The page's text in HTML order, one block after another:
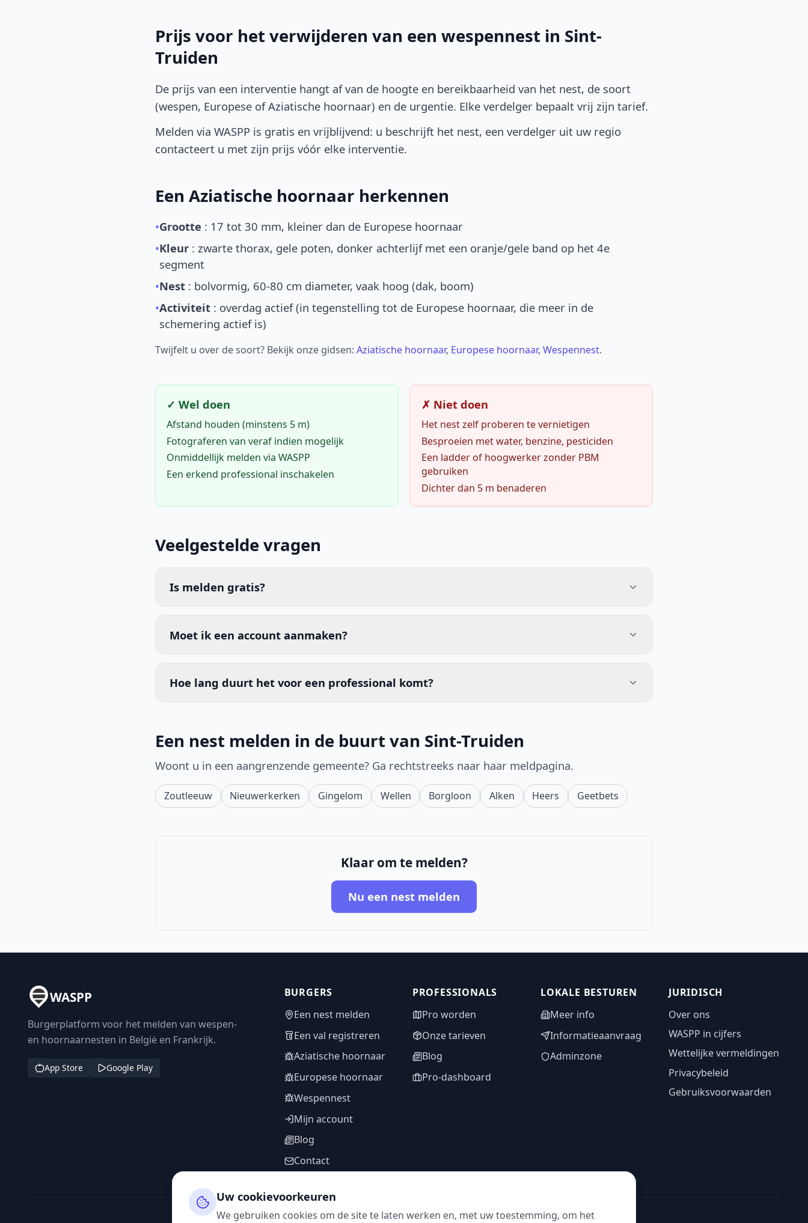
Prijs voor het verwijderen van een wespennest in Sint-
Truiden
De prijs van een interventie hangt af van de hoogte en bereikbaarheid van het nest, de soort
(wespen, Europese of Aziatische hoornaar) en de urgentie. Elke verdelger bepaalt vrij zijn tarief.
Melden via WASPP is gratis en vrijblijvend: u beschrijft het nest, een verdelger uit uw regio
contacteert u met zijn prijs vóór elke interventie.
Een Aziatische hoornaar herkennen
•Grootte : 17 tot 30 mm, kleiner dan de Europese hoornaar
•Kleur : zwarte thorax, gele poten, donker achterlijf met een oranje/gele band op het 4e
segment
•Nest : bolvormig, 60-80 cm diameter, vaak hoog (dak, boom)
•Activiteit : overdag actief (in tegenstelling tot de Europese hoornaar, die meer in de
schemering actief is)
Twijfelt u over de soort? Bekijk onze gidsen: Aziatische hoornaar, Europese hoornaar, Wespennest.
✓ Wel doen
Afstand houden (minstens 5 m)
Fotograferen van veraf indien mogelijk
Onmiddellijk melden via WASPP
Een erkend professional inschakelen
✗ Niet doen
Het nest zelf proberen te vernietigen
Besproeien met water, benzine, pesticiden
Een ladder of hoogwerker zonder PBM
gebruiken
Dichter dan 5 m benaderen
Veelgestelde vragen
Is melden gratis?
Moet ik een account aanmaken?
Hoe lang duurt het voor een professional komt?
Een nest melden in de buurt van Sint-Truiden
Woont u in een aangrenzende gemeente? Ga rechtstreeks naar haar meldpagina.
Zoutleeuw Nieuwerkerken Gingelom Wellen Borgloon Alken Heers Geetbets
Klaar om te melden?
Nu een nest melden
WASPP
Burgerplatform voor het melden van wespen-
en hoornaarnesten in België en Frankrijk.
App Store Google Play
BURGERS
Een nest melden
Een val registreren
Aziatische hoornaar
Europese hoornaar
Wespennest
Mijn account
Blog
Contact
PROFESSIONALS
Pro worden
Onze tarieven
Blog
Pro-dashboard
LOKALE BESTUREN
Meer info
Informatieaanvraag
Adminzone
JURIDISCH
Over ons
WASPP in cijfers
Wettelijke vermeldingen
Privacybeleid
Gebruiksvoorwaarden
Uw cookievoorkeuren
We gebruiken cookies om de site te laten werken en, met uw toestemming, om het